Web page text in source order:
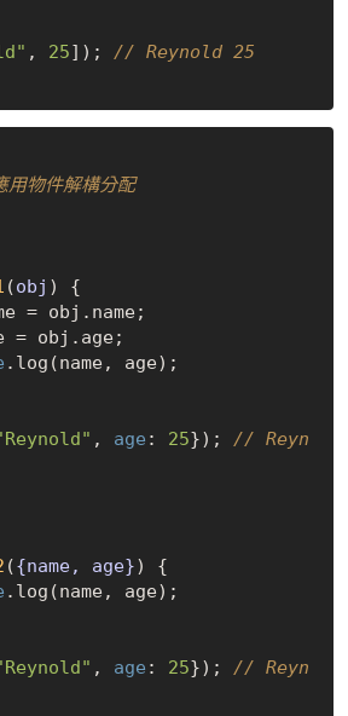
, 25]); // Reynold 25
物件解構分配
(obj ) {
= obj.name;
= obj.age;
.log(name, age);
, age : 25}); // Reyn
({name, age}) {
.log(name, age);
, age : 25}); // Reyn